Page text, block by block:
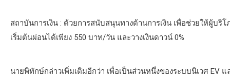
สถาบันการเงิน : ด้วยการสนับสนุนทางด้านการเงิน เพื่อช่วยให้ผู้บริ
เริ่มต้นผ่อนได้เพียง 550 บาท/วัน และวางเงินดาวน์ 0%
นายพิทักษ์กล่าวเพิ่มเติมอีกว่า เพื่อเป็นส่วนหนึ่งของระบบนิเวศ